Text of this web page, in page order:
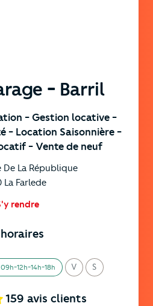
- Barril
- Gestion locative -
- Location Saisonnière -
- Vente de neuf
De La République
La Farlede
rendre
09h-12h-14h-18h V
endredi
S
amedi
159 avis clients